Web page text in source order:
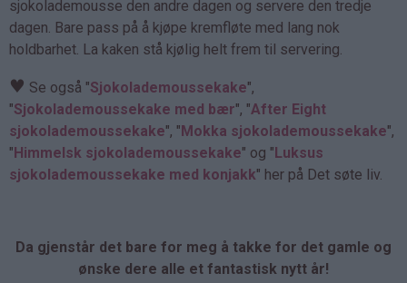
sjokolademousse den andre dagen og servere den tredje
dagen. Bare pass på å kjøpe kremfløte med lang nok
holdbarhet. La kaken stå kjølig helt frem til servering.
♥ Se også "Sjokolademoussekake",
"Sjokolademoussekake med bær", "After Eight
sjokolademoussekake", "Mokka sjokolademoussekake",
"Himmelsk sjokolademoussekake" og "Luksus
sjokolademoussekake med konjakk" her på Det søte liv.
Da gjenstår det bare for meg å takke for det gamle og
ønske dere alle et fantastisk nytt år!